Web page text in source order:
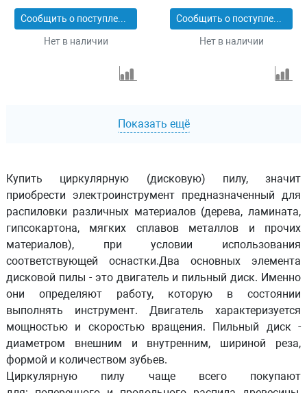
Сообщить о поступлении
Нет в наличии
Сообщить о поступлении
Нет в наличии
Показать ещё
Купить циркулярную (дисковую) пилу, значит
приобрести электроинструмент предназначенный для
распиловки различных материалов (дерева, ламината,
гипсокартона, мягких сплавов металлов и прочих
материалов), при условии использования
соответствующей оснастки.Два основных элемента
дисковой пилы - это двигатель и пильный диск. Именно
они определяют работу, которую в состоянии
выполнять инструмент. Двигатель характеризуется
мощностью и скоростью вращения. Пильный диск -
диаметром внешним и внутренним, шириной реза,
формой и количеством зубьев.
Циркулярную пилу чаще всего покупают